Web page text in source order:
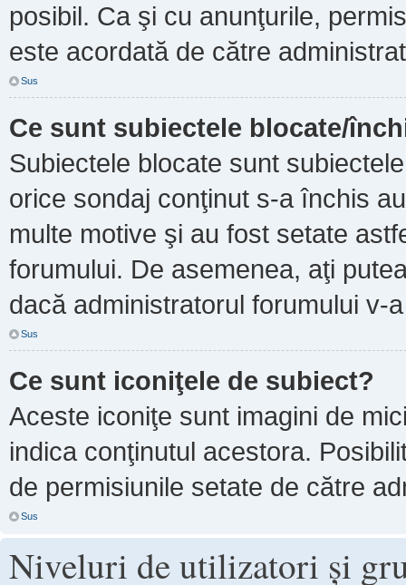
posibil. Ca şi cu anunţurile,
este acordată de către
Sus
Ce sunt subiectele blocate/
Subiectele blocate sunt
orice sondaj conţinut s-a închis
multe motive şi au fost setate
forumului. De asemenea, aţi
dacă administratorul forumului v-
Sus
Ce sunt iconiţele de subiect?
Aceste iconiţe sunt imagini de
indica conţinutul acestora.
de permisiunile setate de către
Sus
Niveluri de utilizatori şi